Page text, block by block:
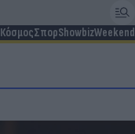
ΚόσμοςΣπορShowbizWeekend